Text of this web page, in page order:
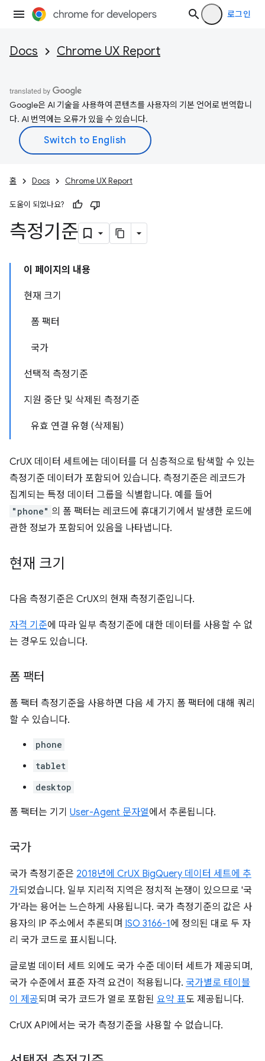
로그인
Docs Chrome UX Report
Google은 AI 기술을 사용하여 콘텐츠를 사용자의 기본 언어로 번역합니
다. AI 번역에는 오류가 있을 수 있습니다.
홈 Docs Chrome UX Report
도움이 되었나요?
측정기준
이 페이지의 내용
현재 크기
폼 팩터
국가
선택적 측정기준
지원 중단 및 삭제된 측정기준
유효 연결 유형 (삭제됨)
CrUX 데이터 세트에는 데이터를 더 심층적으로 탐색할 수 있는
측정기준 데이터가 포함되어 있습니다. 측정기준은 레코드가
집계되는 특정 데이터 그룹을 식별합니다. 예를 들어
"phone" 의 폼 팩터는 레코드에 휴대기기에서 발생한 로드에
관한 정보가 포함되어 있음을 나타냅니다.
현재 크기
다음 측정기준은 CrUX의 현재 측정기준입니다.
자격 기준에 따라 일부 측정기준에 대한 데이터를 사용할 수 없
는 경우도 있습니다.
폼 팩터
폼 팩터 측정기준을 사용하면 다음 세 가지 폼 팩터에 대해 쿼리
할 수 있습니다.
phone
tablet
desktop
폼 팩터는 기기 User-Agent 문자열에서 추론됩니다.
국가
국가 측정기준은 2018년에 CrUX BigQuery 데이터 세트에 추
가되었습니다. 일부 지리적 지역은 정치적 논쟁이 있으므로 '국
가'라는 용어는 느슨하게 사용됩니다. 국가 측정기준의 값은 사
용자의 IP 주소에서 추론되며 ISO 3166-1에 정의된 대로 두 자
리 국가 코드로 표시됩니다.
글로벌 데이터 세트 외에도 국가 수준 데이터 세트가 제공되며,
국가 수준에서 표준 자격 요건이 적용됩니다. 국가별로 테이블
이 제공되며 국가 코드가 열로 포함된 요약 표도 제공됩니다.
CrUX API에서는 국가 측정기준을 사용할 수 없습니다.